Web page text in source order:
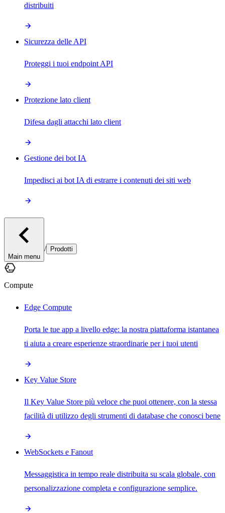
distribuiti
Sicurezza delle API
Proteggi i tuoi endpoint API
Protezione lato client
Difesa dagli attacchi lato client
Gestione dei bot IA
Impedisci ai bot IA di estrarre i contenuti dei siti web
Main menu
/ Prodotti
Compute
Edge Compute
Porta le tue app a livello edge: la nostra piattaforma istantanea
ti aiuta a creare esperienze straordinarie per i tuoi utenti
Key Value Store
Il Key Value Store più veloce che puoi ottenere, con la stessa
facilità di utilizzo degli strumenti di database che conosci bene
WebSockets e Fanout
Messaggistica in tempo reale distribuita su scala globale, con
personalizzazione completa e configurazione semplice.